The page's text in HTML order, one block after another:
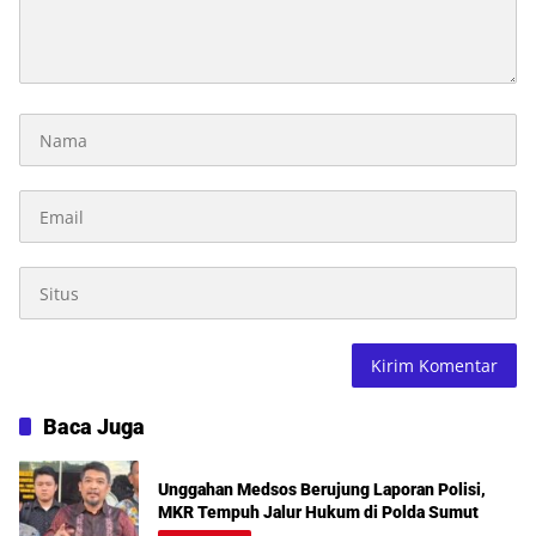
Baca Juga
Unggahan Medsos Berujung Laporan Polisi,
MKR Tempuh Jalur Hukum di Polda Sumut